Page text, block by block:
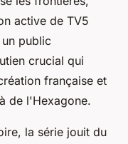
active de TV5
public
crucial qui
française et
de l'Hexagone.
la série jouit du